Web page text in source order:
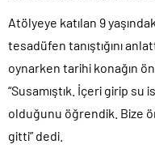
Atölyeye katılan 9
tesadüfen tanıştığını
oynarken tarihi konağın
“Susamıştık. İçeri girip
olduğunu öğrendik. Bize
gitti” dedi.